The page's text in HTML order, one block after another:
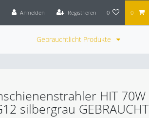
Anmelden Registrieren 0 0
Gebrauchtlicht Produkte
HIT 70W
silbergrau GEBRAUCHT